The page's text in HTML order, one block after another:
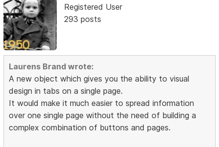
Registered User
293 posts
Laurens Brand wrote:
A new object which gives you the ability to visual
design in tabs on a single page.
It would make it much easier to spread information
over one single page without the need of building a
complex combination of buttons and pages.